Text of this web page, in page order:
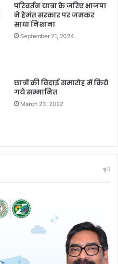
परिवर्तन यात्रा के जरिए भाजपा
ने हेमंत सरकार पर जमकर
साधा निशाना
September 21, 2024
छात्रों की विदाई समारोह में किये
गये सम्मानित
March 23, 2022